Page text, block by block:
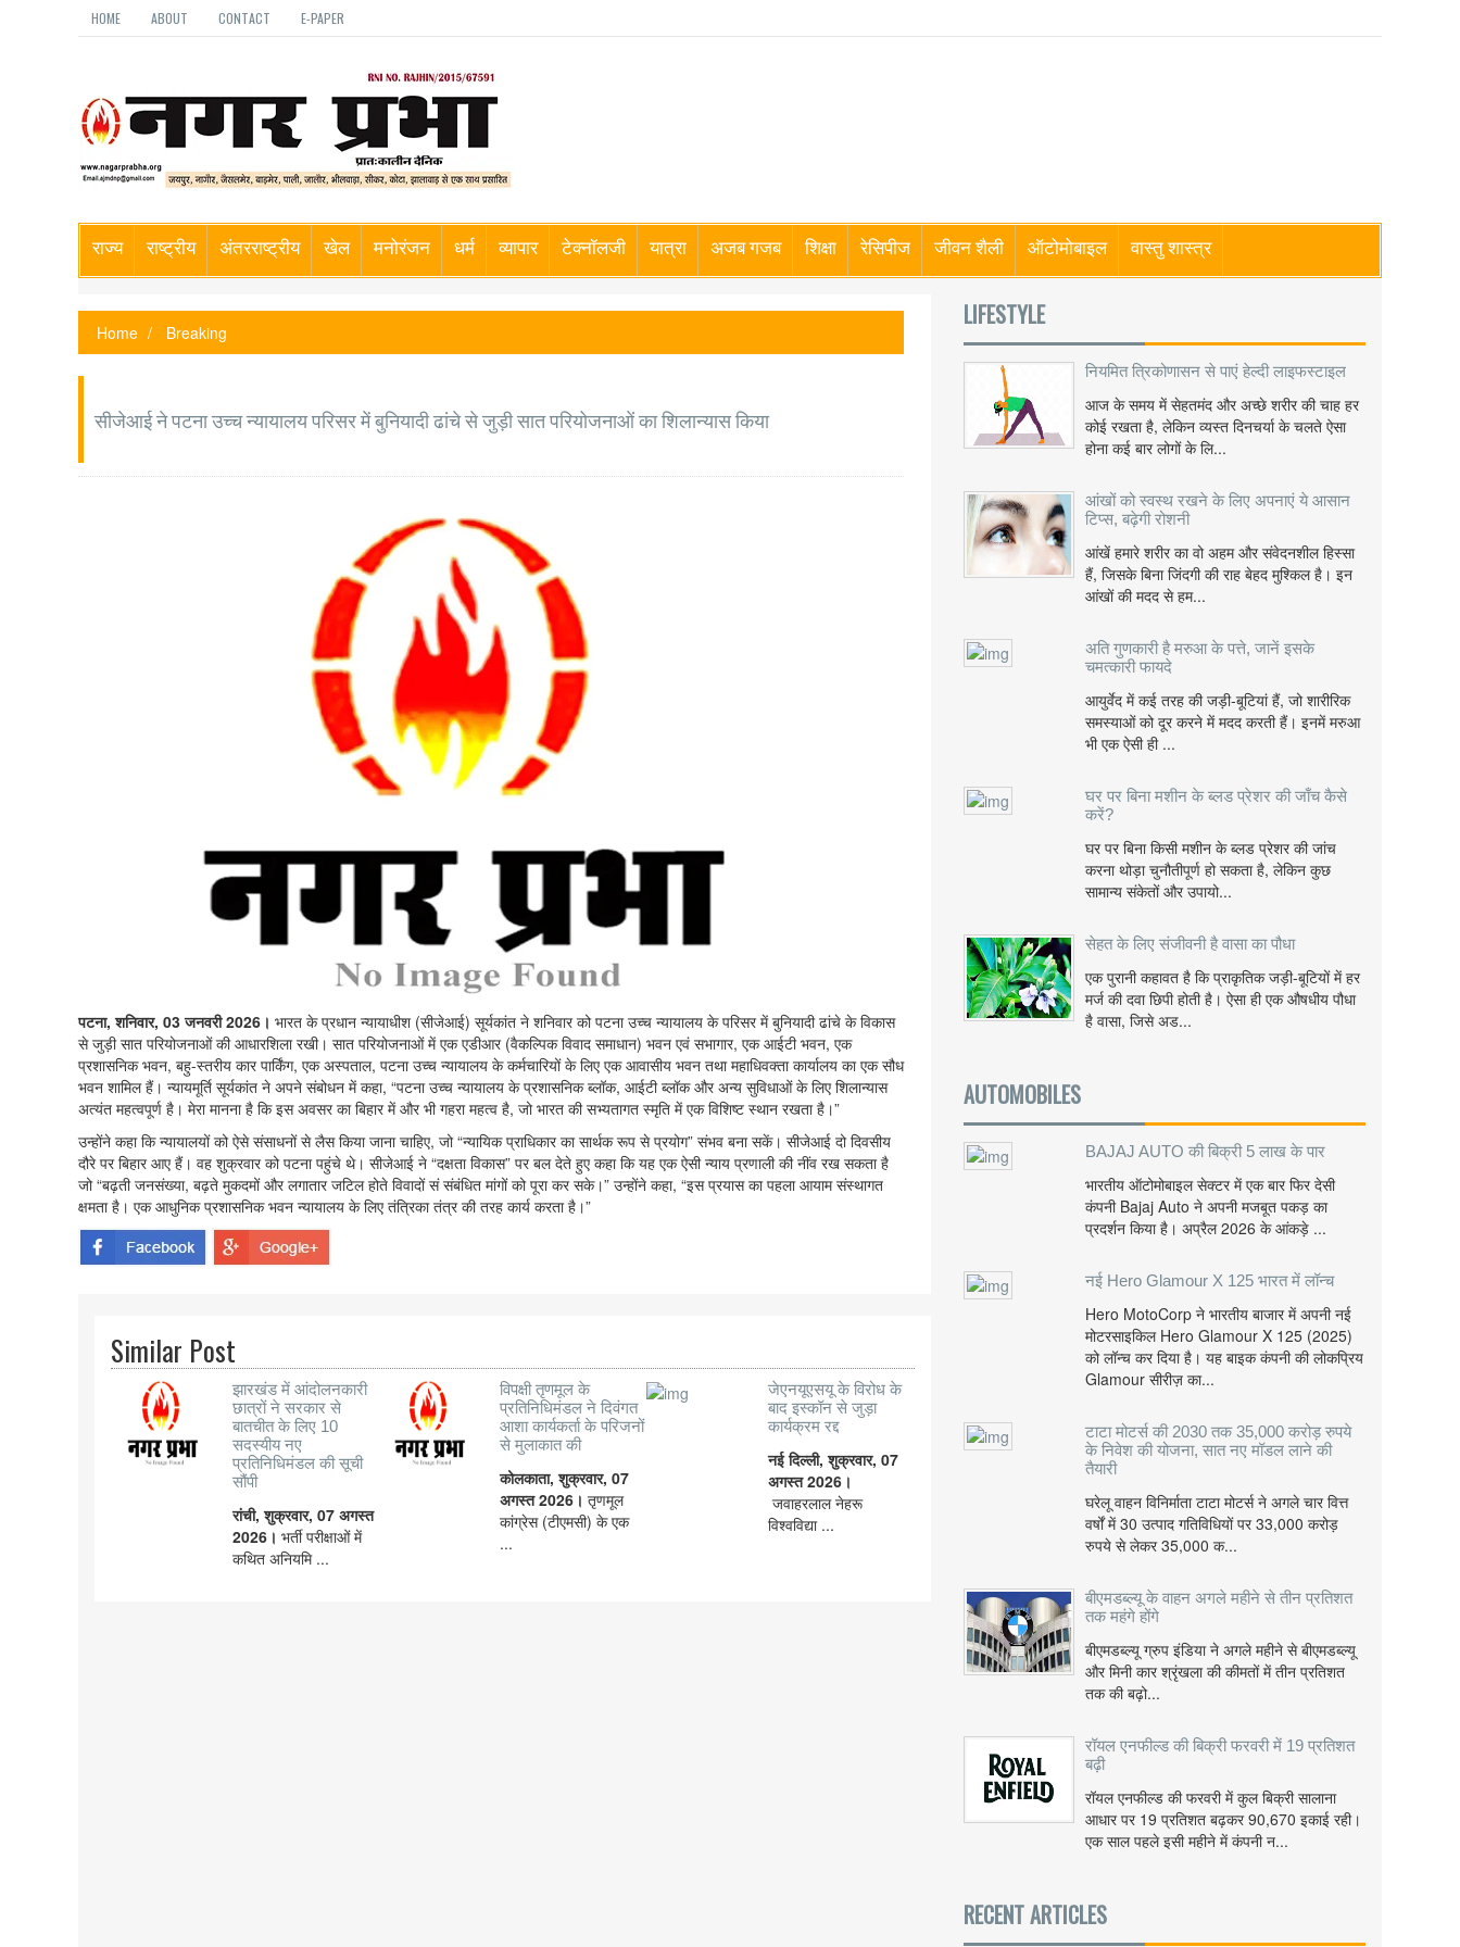
HOME ABOUT CONTACT E-PAPER
राज्य राष्ट्रीय अंतरराष्ट्रीय खेल मनोरंजन धर्म व्यापार टेक्नॉलजी यात्रा अजब गजब शिक्षा रेसिपीज जीवन शैली ऑटोमोबाइल वास्तु शास्त्र
Home Breaking
सीजेआई ने पटना उच्च न्यायालय परिसर में बुनियादी ढांचे से जुड़ी सात परियोजनाओं का शिलान्यास किया
पटना, शनिवार, 03 जनवरी 2026। भारत के प्रधान न्यायाधीश (सीजेआई) सूर्यकांत ने शनिवार को पटना उच्च न्यायालय के परिसर में बुनियादी ढांचे के विकास
से जुड़ी सात परियोजनाओं की आधारशिला रखी। सात परियोजनाओं में एक एडीआर (वैकल्पिक विवाद समाधान) भवन एवं सभागार, एक आईटी भवन, एक
प्रशासनिक भवन, बहु-स्तरीय कार पार्किंग, एक अस्पताल, पटना उच्च न्यायालय के कर्मचारियों के लिए एक आवासीय भवन तथा महाधिवक्ता कार्यालय का एक सौध
भवन शामिल हैं। न्यायमूर्ति सूर्यकांत ने अपने संबोधन में कहा, “पटना उच्च न्यायालय के प्रशासनिक ब्लॉक, आईटी ब्लॉक और अन्य सुविधाओं के लिए शिलान्यास
अत्यंत महत्वपूर्ण है। मेरा मानना है कि इस अवसर का बिहार में और भी गहरा महत्व है, जो भारत की सभ्यतागत स्मृति में एक विशिष्ट स्थान रखता है।”
उन्होंने कहा कि न्यायालयों को ऐसे संसाधनों से लैस किया जाना चाहिए, जो “न्यायिक प्राधिकार का सार्थक रूप से प्रयोग” संभव बना सकें। सीजेआई दो दिवसीय
दौरे पर बिहार आए हैं। वह शुक्रवार को पटना पहुंचे थे। सीजेआई ने “दक्षता विकास” पर बल देते हुए कहा कि यह एक ऐसी न्याय प्रणाली की नींव रख सकता है
जो “बढ़ती जनसंख्या, बढ़ते मुकदमों और लगातार जटिल होते विवादों सं संबंधित मांगों को पूरा कर सके।” उन्होंने कहा, “इस प्रयास का पहला आयाम संस्थागत
क्षमता है। एक आधुनिक प्रशासनिक भवन न्यायालय के लिए तंत्रिका तंत्र की तरह कार्य करता है।”
Similar Post
झारखंड में आंदोलनकारी
छात्रों ने सरकार से
बातचीत के लिए 10
सदस्यीय नए
प्रतिनिधिमंडल की सूची
सौंपी
रांची, शुक्रवार, 07 अगस्त
2026। भर्ती परीक्षाओं में
कथित अनियमि ...
विपक्षी तृणमूल के
प्रतिनिधिमंडल ने दिवंगत
आशा कार्यकर्ता के परिजनों
से मुलाकात की
कोलकाता, शुक्रवार, 07
अगस्त 2026।तृणमूल
कांग्रेस (टीएमसी) के एक
...
जेएनयूएसयू के विरोध के
बाद इस्कॉन से जुड़ा
कार्यक्रम रद्द
नई दिल्ली, शुक्रवार, 07
अगस्त 2026।
जवाहरलाल नेहरू
विश्वविद्या ...
LIFESTYLE
नियमित त्रिकोणासन से पाएं हेल्दी लाइफस्टाइल
आज के समय में सेहतमंद और अच्छे शरीर की चाह हर
कोई रखता है, लेकिन व्यस्त दिनचर्या के चलते ऐसा
होना कई बार लोगों के लि...
आंखों को स्वस्थ रखने के लिए अपनाएं ये आसान
टिप्स, बढ़ेगी रोशनी
आंखें हमारे शरीर का वो अहम और संवेदनशील हिस्सा
हैं, जिसके बिना जिंदगी की राह बेहद मुश्किल है। इन
आंखों की मदद से हम...
अति गुणकारी है मरुआ के पत्ते, जानें इसके
चमत्कारी फायदे
आयुर्वेद में कई तरह की जड़ी-बूटियां हैं, जो शारीरिक
समस्याओं को दूर करने में मदद करती हैं। इनमें मरुआ
भी एक ऐसी ही ...
घर पर बिना मशीन के ब्लड प्रेशर की जाँच कैसे
करें?
घर पर बिना किसी मशीन के ब्लड प्रेशर की जांच
करना थोड़ा चुनौतीपूर्ण हो सकता है, लेकिन कुछ
सामान्य संकेतों और उपायो...
सेहत के लिए संजीवनी है वासा का पौधा
एक पुरानी कहावत है कि प्राकृतिक जड़ी-बूटियों में हर
मर्ज की दवा छिपी होती है। ऐसा ही एक औषधीय पौधा
है वासा, जिसे अड...
AUTOMOBILES
BAJAJ AUTO की बिक्री 5 लाख के पार
भारतीय ऑटोमोबाइल सेक्टर में एक बार फिर देसी
कंपनी Bajaj Auto ने अपनी मजबूत पकड़ का
प्रदर्शन किया है। अप्रैल 2026 के आंकड़े ...
नई Hero Glamour X 125 भारत में लॉन्च
Hero MotoCorp ने भारतीय बाजार में अपनी नई
मोटरसाइकिल Hero Glamour X 125 (2025)
को लॉन्च कर दिया है। यह बाइक कंपनी की लोकप्रिय
Glamour सीरीज़ का...
टाटा मोटर्स की 2030 तक 35,000 करोड़ रुपये
के निवेश की योजना, सात नए मॉडल लाने की
तैयारी
घरेलू वाहन विनिर्माता टाटा मोटर्स ने अगले चार वित्त
वर्षों में 30 उत्पाद गतिविधियों पर 33,000 करोड़
रुपये से लेकर 35,000 क...
बीएमडब्ल्यू के वाहन अगले महीने से तीन प्रतिशत
तक महंगे होंगे
बीएमडब्ल्यू ग्रुप इंडिया ने अगले महीने से बीएमडब्ल्यू
और मिनी कार श्रृंखला की कीमतों में तीन प्रतिशत
तक की बढ़ो...
रॉयल एनफील्ड की बिक्री फरवरी में 19 प्रतिशत
बढ़ी
रॉयल एनफील्ड की फरवरी में कुल बिक्री सालाना
आधार पर 19 प्रतिशत बढ़कर 90,670 इकाई रही।
एक साल पहले इसी महीने में कंपनी न...
RECENT ARTICLES